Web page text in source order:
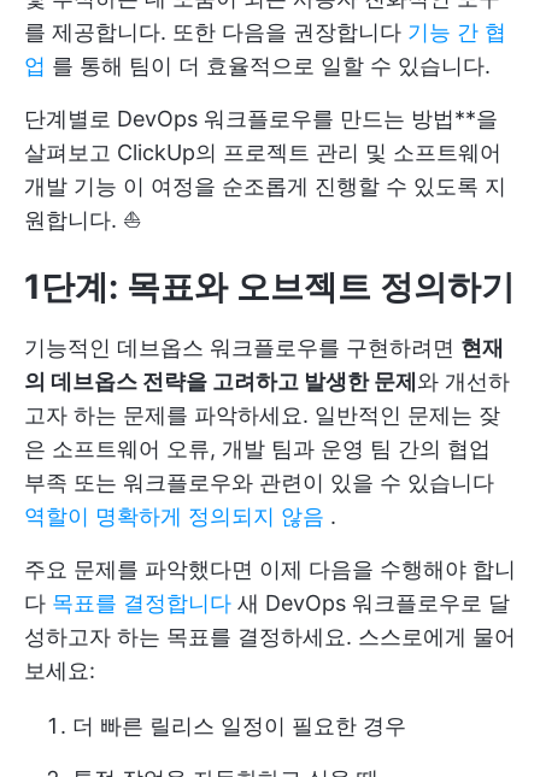
를 제공합니다. 또한 다음을 권장합니다 기능 간 협
업 를 통해 팀이 더 효율적으로 일할 수 있습니다.
단계별로 DevOps 워크플로우를 만드는 방법**을
살펴보고 ClickUp의 프로젝트 관리 및 소프트웨어
개발 기능 이 여정을 순조롭게 진행할 수 있도록 지
원합니다. ⛵
1단계: 목표와 오브젝트 정의하기
기능적인 데브옵스 워크플로우를 구현하려면 현재
의 데브옵스 전략을 고려하고 발생한 문제 와 개선하
고자 하는 문제를 파악하세요. 일반적인 문제는 잦
은 소프트웨어 오류, 개발 팀과 운영 팀 간의 협업
부족 또는 워크플로우와 관련이 있을 수 있습니다
역할이 명확하게 정의되지 않음 .
주요 문제를 파악했다면 이제 다음을 수행해야 합니
다 목표를 결정합니다 새 DevOps 워크플로우로 달
성하고자 하는 목표를 결정하세요. 스스로에게 물어
보세요:
더 빠른 릴리스 일정이 필요한 경우